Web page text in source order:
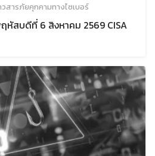
วสารภัยคุกคามทางไซเบอร์
หัสบดีที่ 6 สิงหาคม 2569 CISA